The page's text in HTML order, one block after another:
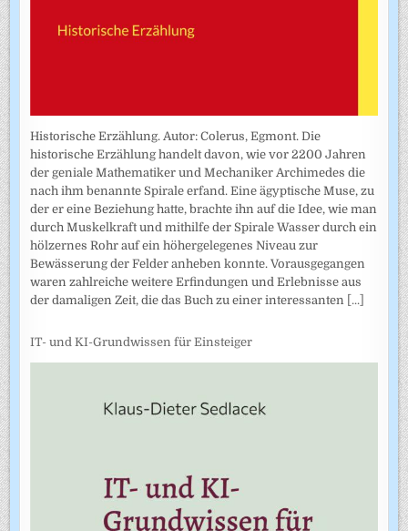
Historische Erzählung. Autor: Colerus, Egmont. Die
historische Erzählung handelt davon, wie vor 2200 Jahren
der geniale Mathematiker und Mechaniker Archimedes die
nach ihm benannte Spirale erfand. Eine ägyptische Muse, zu
der er eine Beziehung hatte, brachte ihn auf die Idee, wie man
durch Muskelkraft und mithilfe der Spirale Wasser durch ein
hölzernes Rohr auf ein höhergelegenes Niveau zur
Bewässerung der Felder anheben konnte. Vorausgegangen
waren zahlreiche weitere Erfindungen und Erlebnisse aus
der damaligen Zeit, die das Buch zu einer interessanten [...]
IT- und KI-Grundwissen für Einsteiger